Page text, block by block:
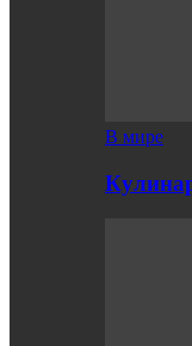
В мире